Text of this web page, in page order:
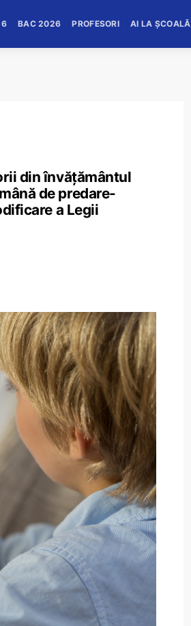
BAC 2026 PROFESORI AI LA ȘCOALĂ
din învățământul
de predare-
a Legii